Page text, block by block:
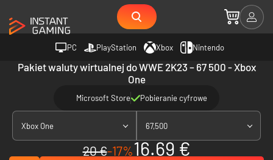
PC PlayStation Xbox Nintendo
Pakiet waluty wirtualnej do WWE 2K23 – 67 500 - Xbox
One
Microsoft Store Pobieranie cyfrowe
Xbox One 67,500
20 €-17%16.69 €